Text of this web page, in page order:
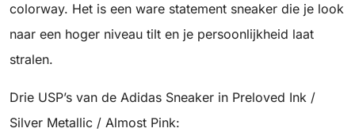
colorway. Het is een ware statement sneaker die je look
naar een hoger niveau tilt en je persoonlijkheid laat
stralen.
Drie USP’s van de Adidas Sneaker in Preloved Ink /
Silver Metallic / Almost Pink: